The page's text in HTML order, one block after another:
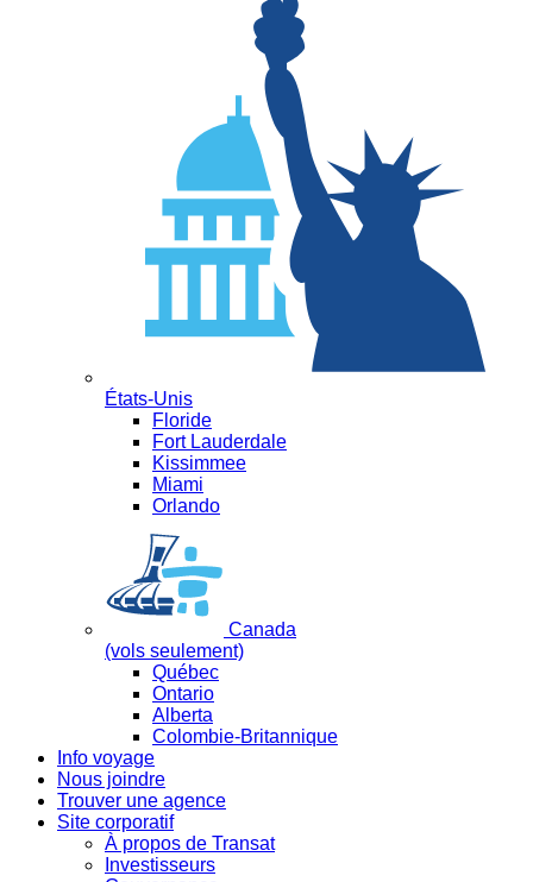
États-Unis
Floride
Fort Lauderdale
Kissimmee
Miami
Orlando
Canada
(vols seulement)
Québec
Ontario
Alberta
Colombie-Britannique
Info voyage
Nous joindre
Trouver une agence
Site corporatif
À propos de Transat
Investisseurs